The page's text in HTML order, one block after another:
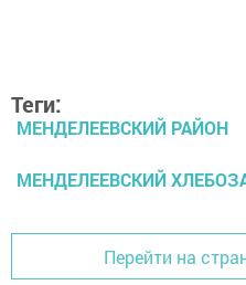
Теги:
МЕНДЕЛЕЕВСКИЙ РАЙОН
МЕНДЕЛЕЕВСКИЙ
Перейти на